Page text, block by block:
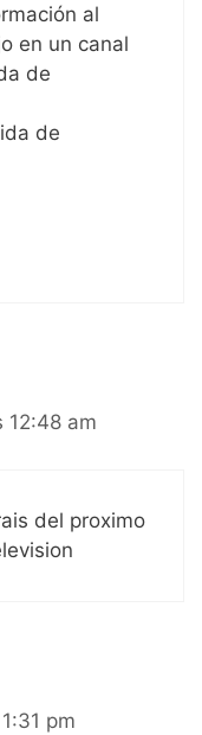
al
en un canal
de
de
12:48 am
del proximo
pm